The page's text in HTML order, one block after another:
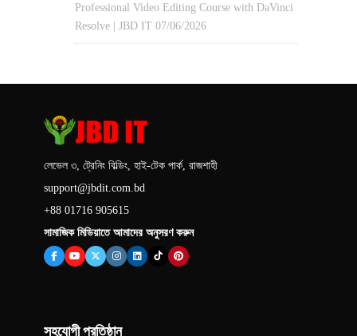
Professional Video Editing Course with DaVinci
Resolve | JBD IT 07/06/2026
লেভেল ৩, ট্রেনিং বিল্ডিং, হাই-টেক পার্ক, রাজশাহী
support@jbdit.com.bd
+88 01716 905615
সামাজিক মিডিয়াতে আমাদের অনুসরণ করুন
সহযোগী প্রতিষ্ঠান